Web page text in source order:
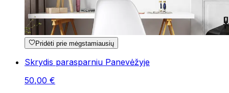
Pridėti prie mėgstamiausių
Skrydis parasparniu Panevėžyje
50,00 €